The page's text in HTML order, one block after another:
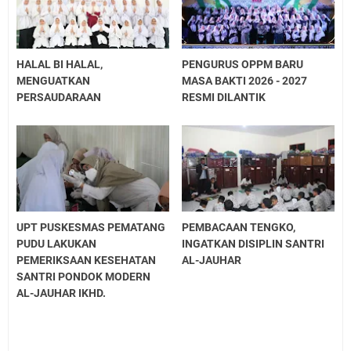
HALAL BI HALAL,
MENGUATKAN
PERSAUDARAAN
PENGURUS OPPM BARU
MASA BAKTI 2026 - 2027
RESMI DILANTIK
UPT PUSKESMAS PEMATANG
PUDU LAKUKAN
PEMERIKSAAN KESEHATAN
SANTRI PONDOK MODERN
AL-JAUHAR IKHD.
PEMBACAAN TENGKO,
INGATKAN DISIPLIN SANTRI
AL-JAUHAR